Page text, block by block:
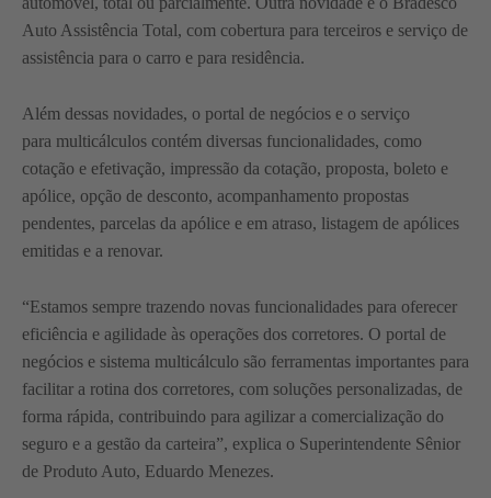
Auto Assistência Total, com cobertura para terceiros e serviço de
assistência para o carro e para residência.
Além dessas novidades, o portal de negócios e o serviço
para multicálculos contém diversas funcionalidades, como
cotação e efetivação, impressão da cotação, proposta, boleto e
apólice, opção de desconto, acompanhamento propostas
pendentes, parcelas da apólice e em atraso, listagem de apólices
emitidas e a renovar.
“Estamos sempre trazendo novas funcionalidades para oferecer
eficiência e agilidade às operações dos corretores. O portal de
negócios e sistema multicálculo são ferramentas importantes para
facilitar a rotina dos corretores, com soluções personalizadas, de
forma rápida, contribuindo para agilizar a comercialização do
seguro e a gestão da carteira”, explica o Superintendente Sênior
de Produto Auto, Eduardo Menezes.